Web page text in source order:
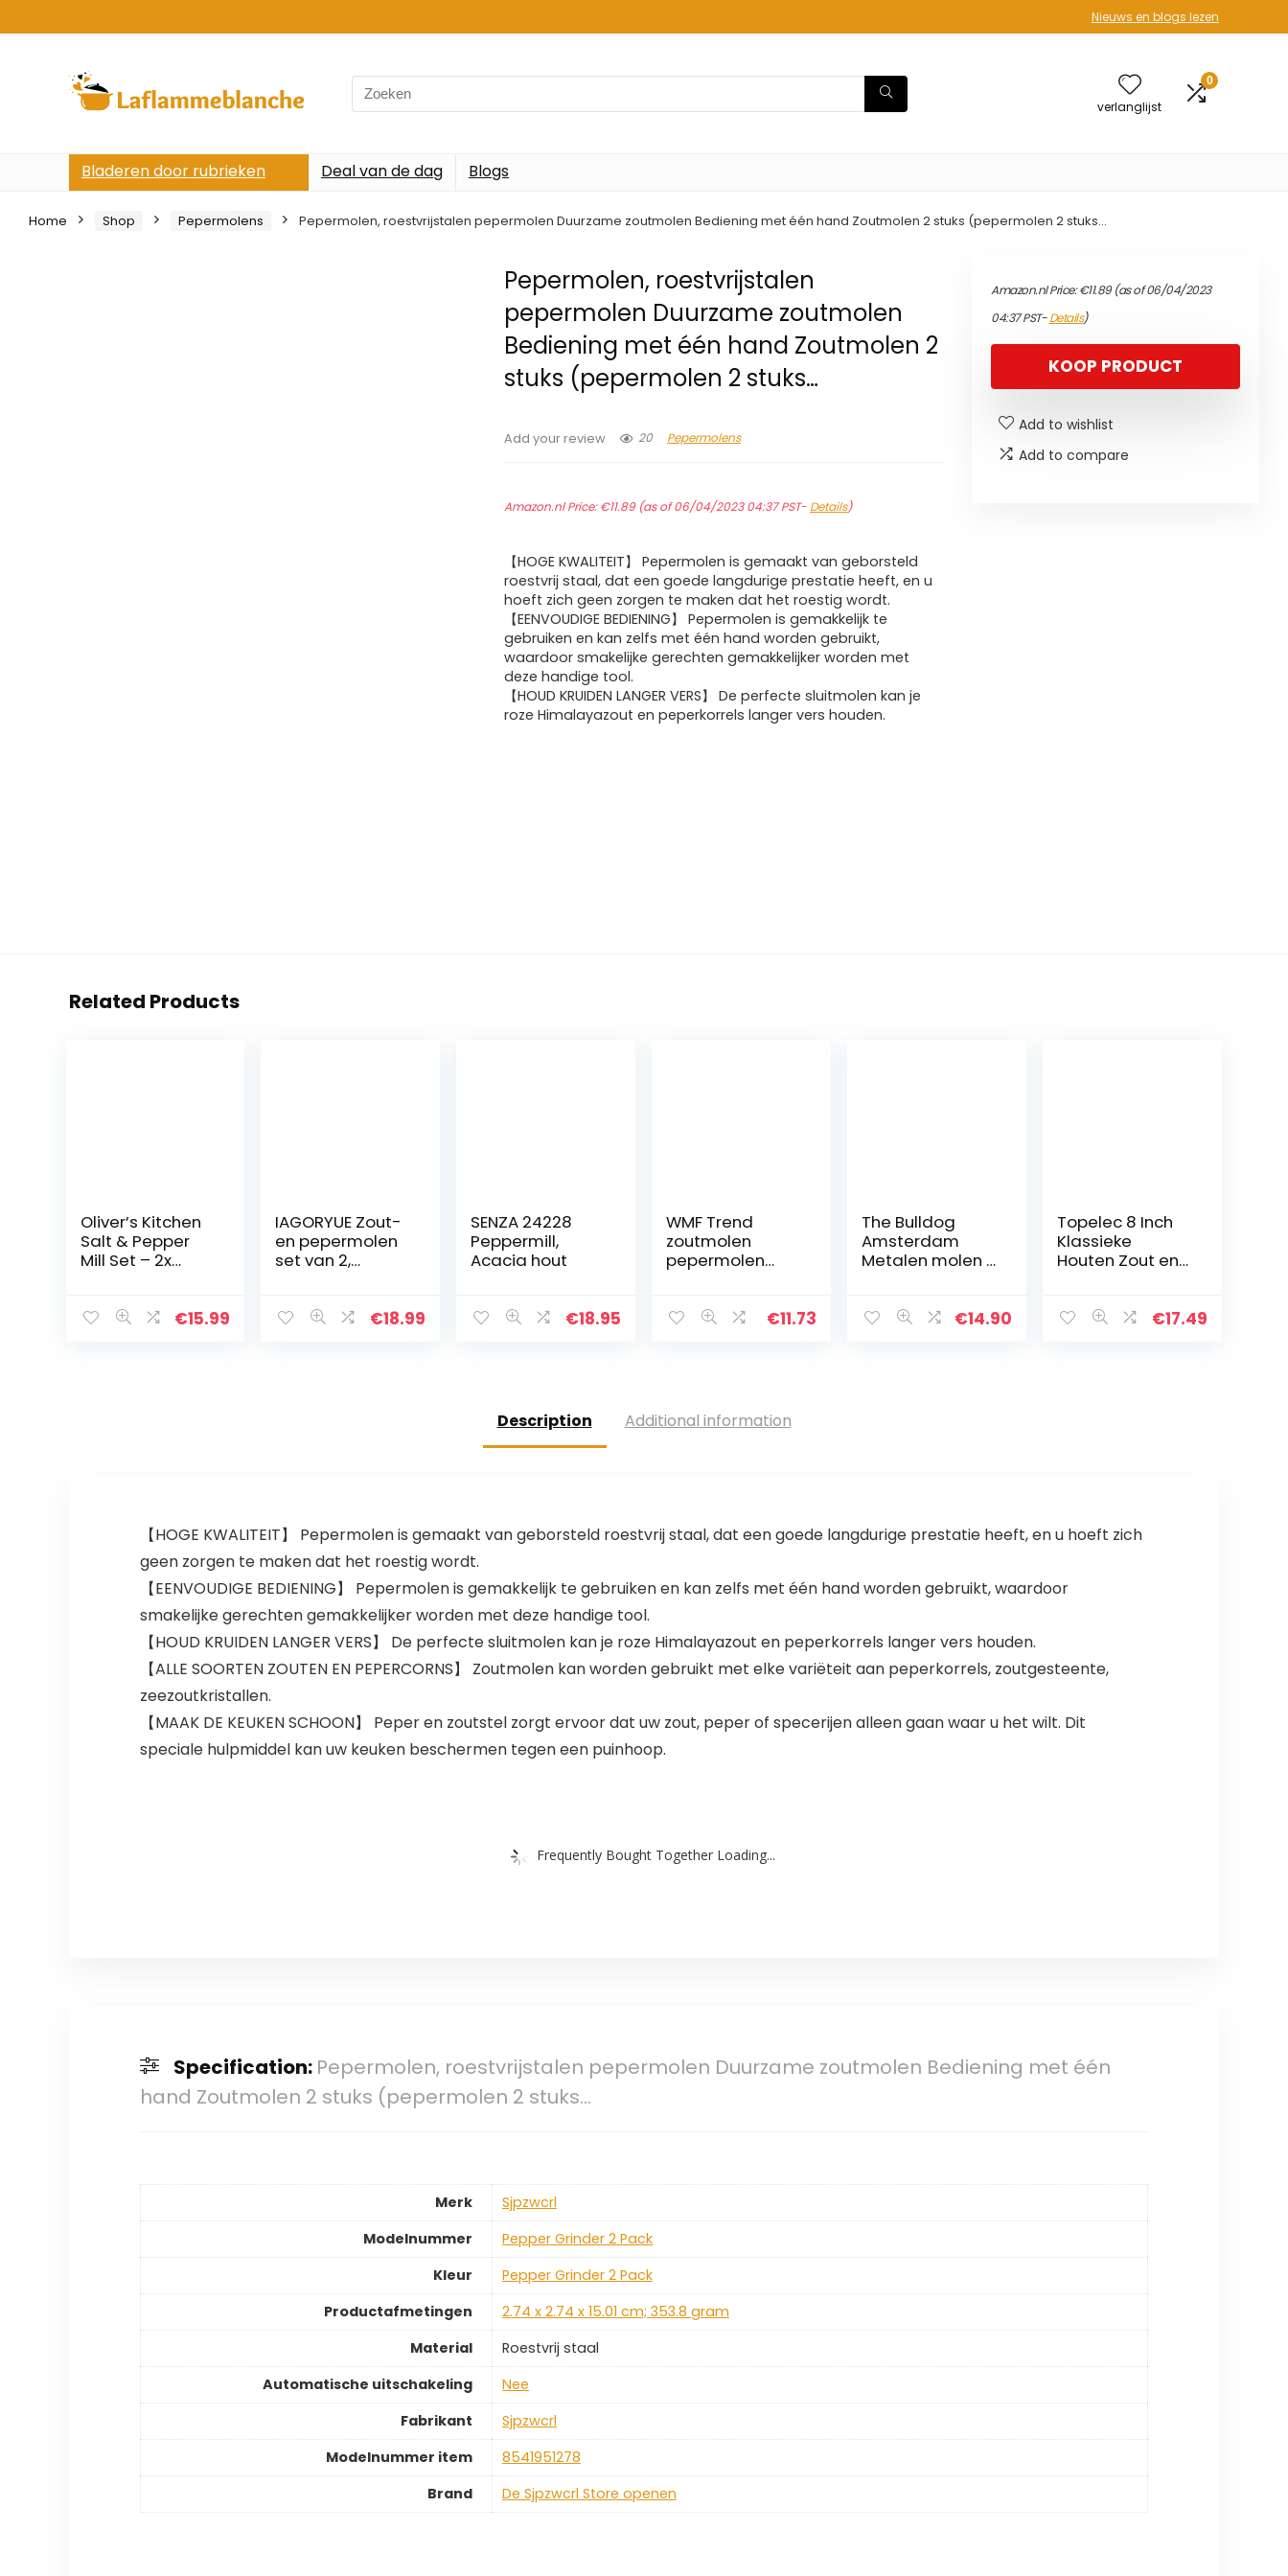
Nieuws en blogs lezen
Search
for:
verlanglijst
0
Bladeren door rubrieken Deal van de dag Blogs
Home Shop Pepermolens Pepermolen, roestvrijstalen pepermolen Duurzame zoutmolen Bediening met één hand Zoutmolen 2 stuks (pepermolen 2 stuks…
Pepermolen, roestvrijstalen
pepermolen Duurzame zoutmolen
Bediening met één hand Zoutmolen 2
stuks (pepermolen 2 stuks…
Add your review 20 Pepermolens
Amazon.nl Price:€11.89(as of 06/04/2023 04:37 PST- Details)
【HOGE KWALITEIT】 Pepermolen is gemaakt van geborsteld
roestvrij staal, dat een goede langdurige prestatie heeft, en u
hoeft zich geen zorgen te maken dat het roestig wordt.
【EENVOUDIGE BEDIENING】 Pepermolen is gemakkelijk te
gebruiken en kan zelfs met één hand worden gebruikt,
waardoor smakelijke gerechten gemakkelijker worden met
deze handige tool.
【HOUD KRUIDEN LANGER VERS】 De perfecte sluitmolen kan je
roze Himalayazout en peperkorrels langer vers houden.
Amazon.nl Price:€11.89(as of 06/04/2023
04:37 PST-Details)
KOOP PRODUCT
Add to wishlist
Add to compare
Related Products
Oliver’s Kitchen
Salt & Pepper
Mill Set – 2x
Keramische€15.99
IAGORYUE Zout-
en pepermolen
set van 2,
Pepper Grinder
€18.99
SENZA 24228
Peppermill,
Acacia hout
€18.95
WMF Trend
zoutmolen
pepermolen
keramische
€11.73
The Bulldog
Amsterdam
Metalen molen |
molen voor King
€14.90
Topelec 8 Inch
Klassieke
Houten Zout en
Houten Peper
€17.49
Description Additional information
【HOGE KWALITEIT】 Pepermolen is gemaakt van geborsteld roestvrij staal, dat een goede langdurige prestatie heeft, en u hoeft zich
geen zorgen te maken dat het roestig wordt.
【EENVOUDIGE BEDIENING】 Pepermolen is gemakkelijk te gebruiken en kan zelfs met één hand worden gebruikt, waardoor
smakelijke gerechten gemakkelijker worden met deze handige tool.
【HOUD KRUIDEN LANGER VERS】 De perfecte sluitmolen kan je roze Himalayazout en peperkorrels langer vers houden.
【ALLE SOORTEN ZOUTEN EN PEPERCORNS】 Zoutmolen kan worden gebruikt met elke variëteit aan peperkorrels, zoutgesteente,
zeezoutkristallen.
【MAAK DE KEUKEN SCHOON】 Peper en zoutstel zorgt ervoor dat uw zout, peper of specerijen alleen gaan waar u het wilt. Dit
speciale hulpmiddel kan uw keuken beschermen tegen een puinhoop.
Frequently Bought Together Loading...
Specification: Pepermolen, roestvrijstalen pepermolen Duurzame zoutmolen Bediening met één
hand Zoutmolen 2 stuks (pepermolen 2 stuks…
Merk
‎Sjpzwcrl
Modelnummer
‎Pepper Grinder 2 Pack
Kleur
‎Pepper Grinder 2 Pack
Productafmetingen
‎2.74 x 2.74 x 15.01 cm; 353.8 gram
Material
‎Roestvrij staal
Automatische uitschakeling
‎Nee
Fabrikant
‎Sjpzwcrl
Modelnummer item
‎8541951278
Brand
De Sjpzwcrl Store openen